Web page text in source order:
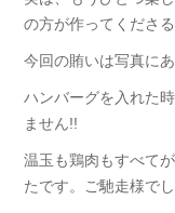
の方が作ってくださ
今回の賄いは写真に
ハンバーグを入れた
ません!!
温玉も鶏肉もすべて
たです。ご馳走様で